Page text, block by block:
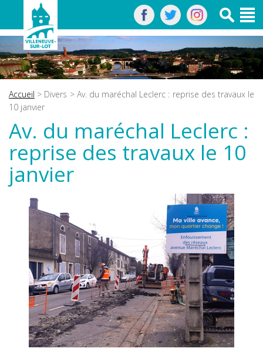
Accueil > Divers > Av. du maréchal Leclerc : reprise des travaux le
10 janvier
Av. du maréchal Leclerc :
reprise des travaux le 10
janvier